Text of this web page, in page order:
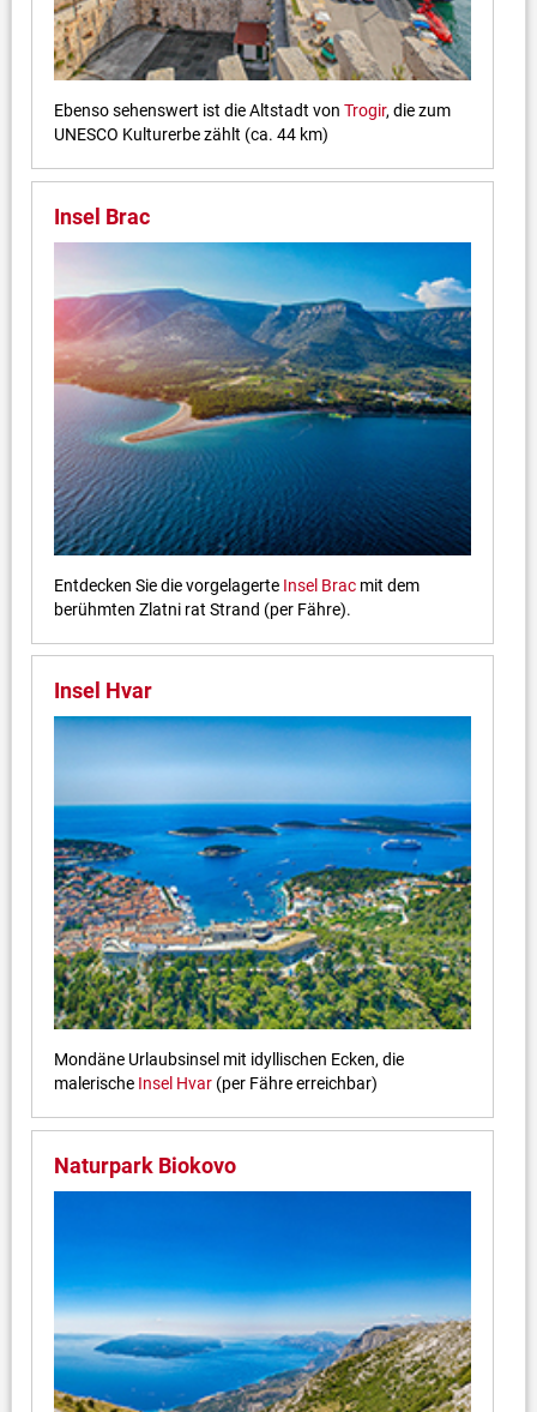
Ebenso sehenswert ist die Altstadt von Trogir, die zum
UNESCO Kulturerbe zählt (ca. 44 km)
Insel Brac
Entdecken Sie die vorgelagerte Insel Bracmit dem
berühmten Zlatni rat Strand (per Fähre).
Insel Hvar
Mondäne Urlaubsinsel mit idyllischen Ecken, die
malerische Insel Hvar(per Fähre erreichbar)
Naturpark Biokovo